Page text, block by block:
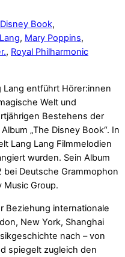
Disney Book,
, Mary Poppins,
, Royal Philharmonic
Lang entführt Hörer:innen
Welt und
Bestehens der
„The Disney Book“. In
Lang Lang Filmmelodien
wurden. Sein Album
Deutsche Grammophon
Music Group.
Beziehung internationale
New York, Shanghai
nach – von
spiegelt zugleich den